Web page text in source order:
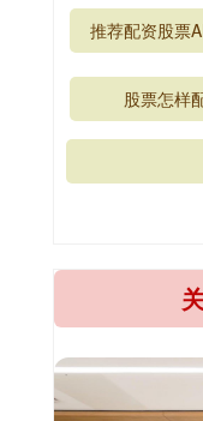
推荐配资股票
股票怎样